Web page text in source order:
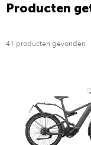
Producten
41 producten gevonden